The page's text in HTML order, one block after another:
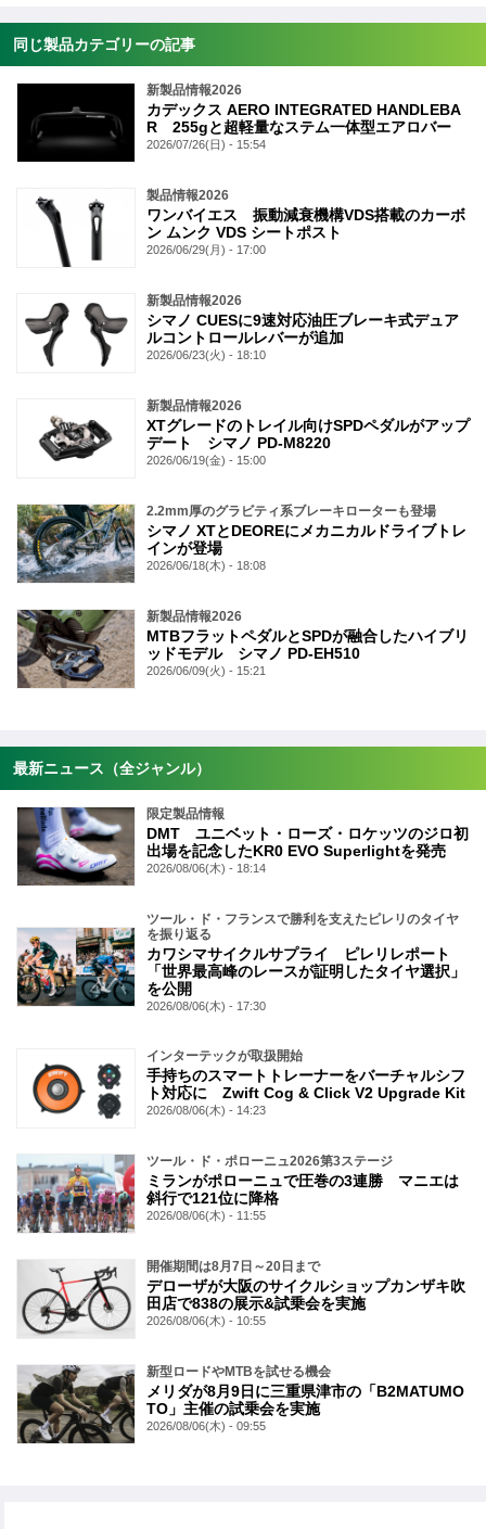
同じ製品カテゴリーの記事
新製品情報2026
カデックス AERO INTEGRATED HANDLEBA
R 255gと超軽量なステム一体型エアロバー
2026/07/26(日) - 15:54
製品情報2026
ワンバイエス 振動減衰機構VDS搭載のカーボ
ン ムンク VDS シートポスト
2026/06/29(月) - 17:00
新製品情報2026
シマノ CUESに9速対応油圧ブレーキ式デュア
ルコントロールレバーが追加
2026/06/23(火) - 18:10
新製品情報2026
XTグレードのトレイル向けSPDペダルがアップ
デート シマノ PD-M8220
2026/06/19(金) - 15:00
2.2mm厚のグラビティ系ブレーキローターも登場
シマノ XTとDEOREにメカニカルドライブトレ
インが登場
2026/06/18(木) - 18:08
新製品情報2026
MTBフラットペダルとSPDが融合したハイブリ
ッドモデル シマノ PD-EH510
2026/06/09(火) - 15:21
最新ニュース（全ジャンル）
限定製品情報
DMT ユニベット・ローズ・ロケッツのジロ初
出場を記念したKR0 EVO Superlightを発売
2026/08/06(木) - 18:14
ツール・ド・フランスで勝利を支えたピレリのタイヤ
を振り返る
カワシマサイクルサプライ ピレリレポート
「世界最高峰のレースが証明したタイヤ選択」
を公開
2026/08/06(木) - 17:30
インターテックが取扱開始
手持ちのスマートトレーナーをバーチャルシフ
ト対応に Zwift Cog & Click V2 Upgrade Kit
2026/08/06(木) - 14:23
ツール・ド・ポローニュ2026第3ステージ
ミランがポローニュで圧巻の3連勝 マニエは
斜行で121位に降格
2026/08/06(木) - 11:55
開催期間は8月7日～20日まで
デローザが大阪のサイクルショップカンザキ吹
田店で838の展示&試乗会を実施
2026/08/06(木) - 10:55
新型ロードやMTBを試せる機会
メリダが8月9日に三重県津市の「B2MATUMO
TO」主催の試乗会を実施
2026/08/06(木) - 09:55